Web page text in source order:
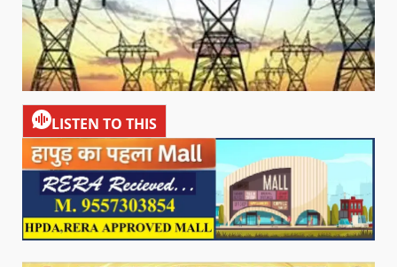
LISTEN TO THIS